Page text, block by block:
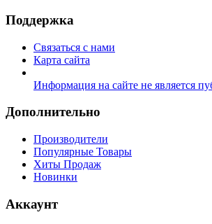
Поддержка
Связаться с нами
Карта сайта
Информация на сайте не является
Дополнительно
Производители
Популярные Товары
Хиты Продаж
Новинки
Аккаунт